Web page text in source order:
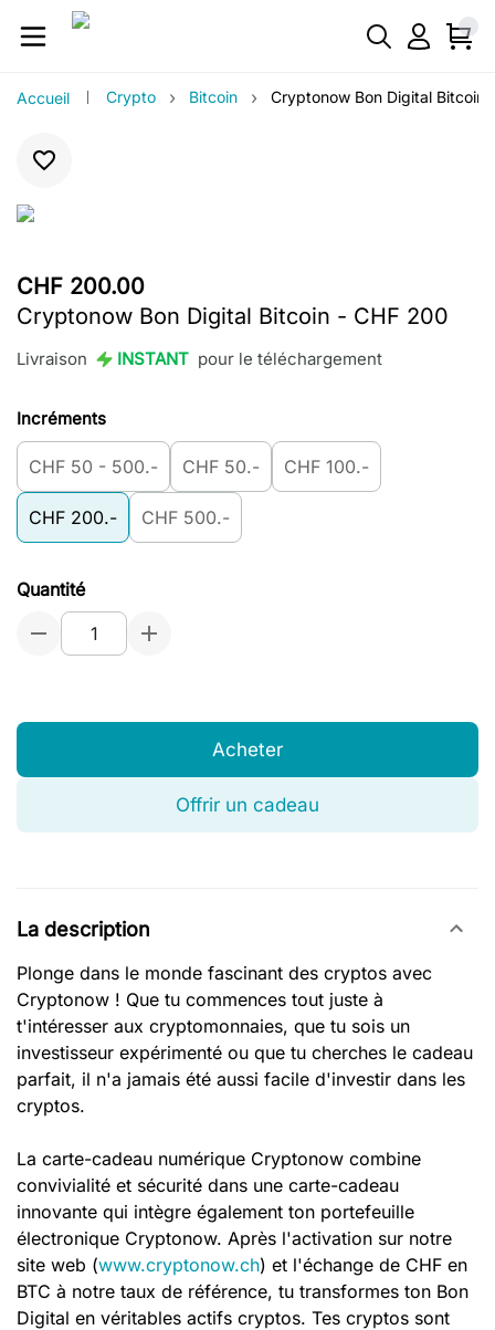
Accueil Crypto › Bitcoin › Cryptonow Bon Digital Bitcoin
CHF 200.00
Cryptonow Bon Digital Bitcoin - CHF 200
Livraison INSTANT pour le téléchargement
Incréments
CHF 50 - 500.- CHF 50.- CHF 100.-
CHF 200.- CHF 500.-
Quantité
Acheter
Offrir un cadeau
La description
Plonge dans le monde fascinant des cryptos avec
Cryptonow ! Que tu commences tout juste à
t'intéresser aux cryptomonnaies, que tu sois un
investisseur expérimenté ou que tu cherches le cadeau
parfait, il n'a jamais été aussi facile d'investir dans les
cryptos.
La carte-cadeau numérique Cryptonow combine
convivialité et sécurité dans une carte-cadeau
innovante qui intègre également ton portefeuille
électronique Cryptonow. Après l'activation sur notre
site web (www.cryptonow.ch) et l'échange de CHF en
BTC à notre taux de référence, tu transformes ton Bon
Digital en véritables actifs cryptos. Tes cryptos sont